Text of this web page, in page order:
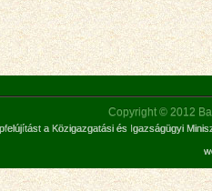
Copyright © 2012
a Közigazgatási és Igazságügyi